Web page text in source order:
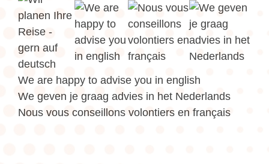
We are happy to advise you in english
We geven je graag advies in het Nederlands
Nous vous conseillons volontiers en français